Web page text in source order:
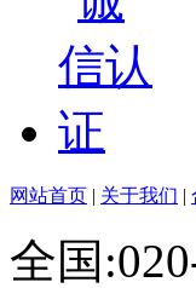
网站首页 | 关于我们 |
全国